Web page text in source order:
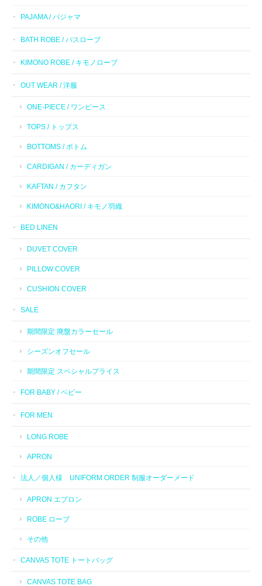
PAJAMA / パジャマ
BATH ROBE / バスローブ
KIMONO ROBE / キモノローブ
OUT WEAR / 洋服
ONE-PIECE / ワンピース
TOPS / トップス
BOTTOMS / ボトム
CARDIGAN / カーディガン
KAFTAN / カフタン
KIMONO&HAORI / キモノ羽織
BED LINEN
DUVET COVER
PILLOW COVER
CUSHION COVER
SALE
期間限定 廃盤カラーセール
シーズンオフセール
期間限定 スペシャルプライス
FOR BABY / ベビー
FOR MEN
LONG ROBE
APRON
法人／個人様 UNIFORM ORDER 制服オーダーメード
APRON エプロン
ROBE ローブ
その他
CANVAS TOTE トートバッグ
CANVAS TOTE BAG